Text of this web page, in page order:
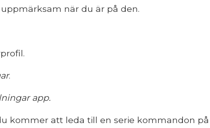
när du är på den.
.
app.
kommer att leda till en serie kommandon på